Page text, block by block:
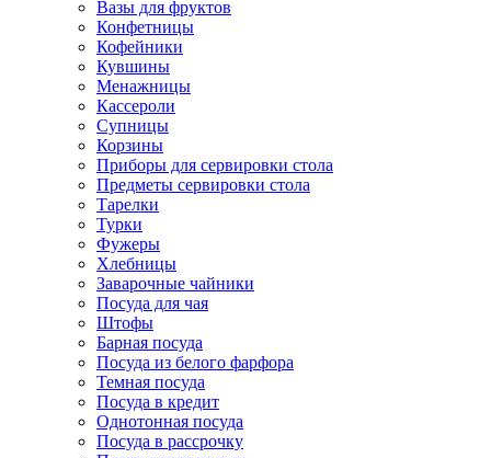
Вазы для фруктов
Конфетницы
Кофейники
Кувшины
Менажницы
Кассероли
Супницы
Корзины
Приборы для сервировки стола
Предметы сервировки стола
Тарелки
Турки
Фужеры
Хлебницы
Заварочные чайники
Посуда для чая
Штофы
Барная посуда
Посуда из белого фарфора
Темная посуда
Посуда в кредит
Однотонная посуда
Посуда в рассрочку